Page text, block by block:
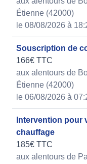
Étienne (42000)
le 08/08/2026 à
Souscription de
166€ TTC
aux alentours de
Étienne (42000)
le 06/08/2026 à
Intervention pour
chauffage
185€ TTC
aux alentours de